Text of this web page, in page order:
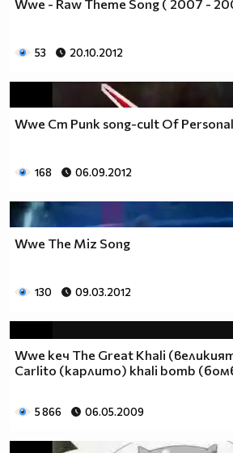
Wwe - Raw Theme Song ( 2007 -
53 20.10.2012
Wwe Cm Punk song-cult Of
168 06.09.2012
Wwe The Miz Song
130 09.03.2012
Wwe кеч The Great Khali
Carlito (карлито) khali bomb
5 866 06.05.2009